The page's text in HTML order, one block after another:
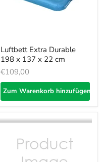
Luftbett Extra Durable
198 x 137 x 22 cm
€109,00
Zum Warenkorb hinzufügen